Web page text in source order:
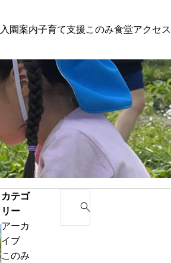
入園案内子育て支援このみ食堂アクセス
子育て支援
わ
ん
カテゴ
リー
アーカ
イブ
このみ
a